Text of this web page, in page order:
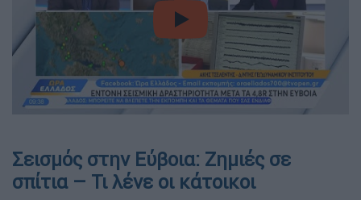
video
Σεισμός στην Εύβοια: Ζημιές σε
σπίτια – Τι λένε οι κάτοικοι